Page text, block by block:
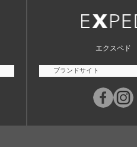
エクスペド
ブランドサイト